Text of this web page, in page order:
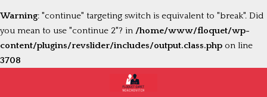
Warning: "continue" targeting switch is equivalent to "break". Did
you mean to use "continue 2"? in /home/www/floquet/wp-
content/plugins/revslider/includes/output.class.php on line
3708